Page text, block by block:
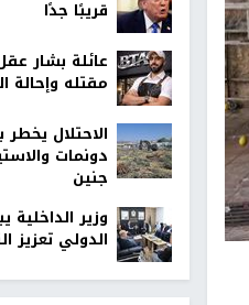
قريبًا جدًا
عائلة بشار
مقتله وإحالة
جنين
وزير
الدولي تعزيز